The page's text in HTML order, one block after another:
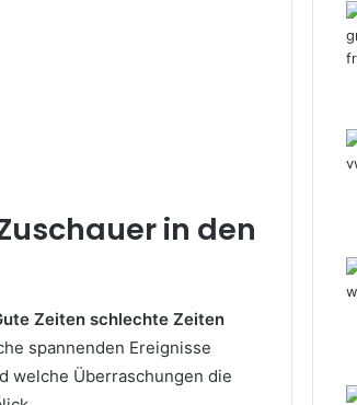
in den
Zeiten schlechte Zeiten
spannenden Ereignisse
welche Überraschungen die